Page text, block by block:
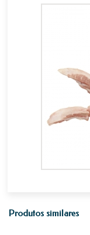
Produtos similares